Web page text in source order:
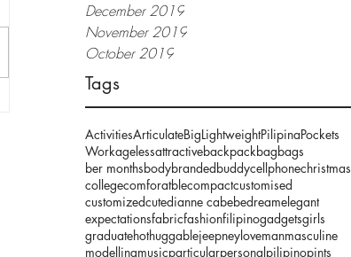
December 2019
November 2019
October 2019
Tags
ActivitiesArticulateBigLightweightPilipinaPockets
Workagelessattractivebackpackbagbags
ber monthsbodybrandedbuddycellphonechristmas
collegecomforatblecompactcustomised
customizedcutedianne cabebedreamelegant
expectationsfabricfashionfilipinogadgetsgirls
graduatehothuggablejeepneylovemanmasculine
modellingmusicparticularpersonalpilipinopints